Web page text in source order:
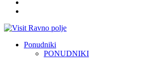
Ponudniki
PONUDNIKI